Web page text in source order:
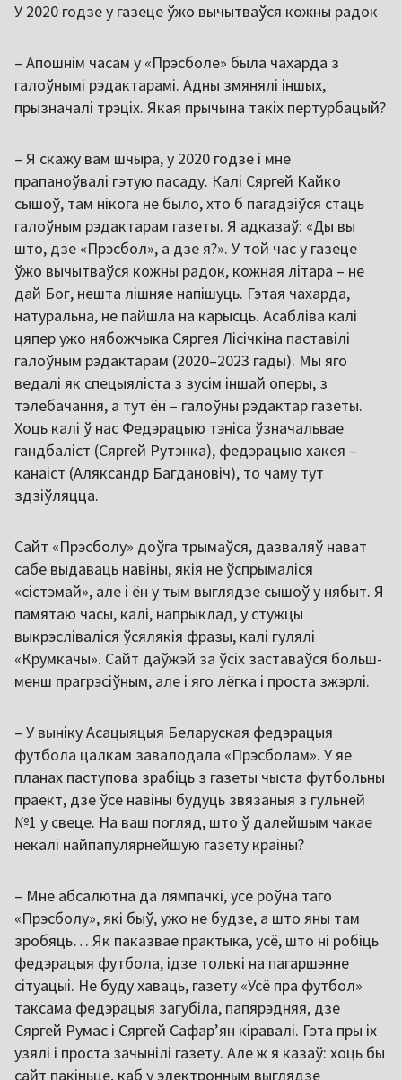
У 2020 годзе у газеце ўжо вычытваўся кожны радок
– Апошнім часам у «Прэсболе» была чахарда з
галоўнымі рэдактарамі. Адны змянялі іншых,
прызначалі трэціх. Якая прычына такіх пертурбацый?
– Я скажу вам шчыра, у 2020 годзе і мне
прапаноўвалі гэтую пасаду. Калі Сяргей Кайко
сышоў, там нікога не было, хто б пагадзіўся стаць
галоўным рэдактарам газеты. Я адказаў: «Ды вы
што, дзе «Прэсбол», а дзе я?». У той час у газеце
ўжо вычытваўся кожны радок, кожная літара – не
дай Бог, нешта лішняе напішуць. Гэтая чахарда,
натуральна, не пайшла на карысць. Асабліва калі
цяпер ужо нябожчыка Сяргея Лісічкіна паставілі
галоўным рэдактарам (2020–2023 гады). Мы яго
ведалі як спецыяліста з зусім іншай оперы, з
тэлебачання, а тут ён – галоўны рэдактар газеты.
Хоць калі ў нас Федэрацыю тэніса ўзначальвае
гандбаліст (Сяргей Рутэнка), федэрацыю хакея –
канаіст (Аляксандр Багдановіч), то чаму тут
здзіўляцца.
Сайт «Прэсболу» доўга трымаўся, дазваляў нават
сабе выдаваць навіны, якія не ўспрымаліся
«сістэмай», але і ён у тым выглядзе сышоў у нябыт. Я
памятаю часы, калі, напрыклад, у стужцы
выкрэсліваліся ўсялякія фразы, калі гулялі
«Крумкачы». Сайт даўжэй за ўсіх заставаўся больш-
менш прагрэсіўным, але і яго лёгка і проста зжэрлі.
– У выніку Асацыяцыя Беларуская федэрацыя
футбола цалкам завалодала «Прэсболам». У яе
планах паступова зрабіць з газеты чыста футбольны
праект, дзе ўсе навіны будуць звязаныя з гульнёй
№1 у свеце. На ваш погляд, што ў далейшым чакае
некалі найпапулярнейшую газету краіны?
– Мне абсалютна да лямпачкі, усё роўна таго
«Прэсболу», які быў, ужо не будзе, а што яны там
зробяць… Як паказвае практыка, усё, што ні робіць
федэрацыя футбола, ідзе толькі на пагаршэнне
сітуацыі. Не буду хаваць, газету «Усё пра футбол»
таксама федэрацыя загубіла, папярэдняя, дзе
Сяргей Румас і Сяргей Сафар’ян кіравалі. Гэта пры іх
узялі і проста зачынілі газету. Але ж я казаў: хоць бы
сайт пакіньце, каб у электронным выглядзе